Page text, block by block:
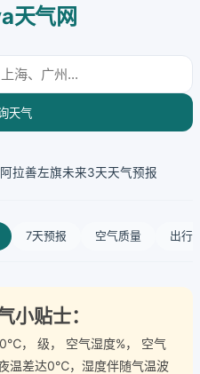
天气网
天气
阿拉善左旗未来3天天气预报
7天预报 空气质量 出行
小贴士：
， 级， 空气湿度%， 空气
温差达0℃，湿度伴随气温波